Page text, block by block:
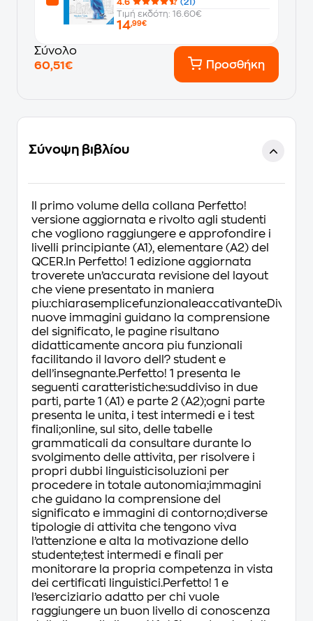
4.6
(21)
Τιμή εκδότη: 16.60€
14,99€
Σύνολο
60,51€
Προσθήκη
Σύνοψη βιβλίου
Il primo volume della collana Perfetto!
versione aggiornata e rivolto agli studenti
che vogliono raggiungere e approfondire i
livelli principiante (A1), elementare (A2) del
QCER.In Perfetto! 1 edizione aggiornata
troverete un’accurata revisione del layout
che viene presentato in maniera
piu:chiarasemplicefunzionaleaccativanteDiverse
nuove immagini guidano la comprensione
del significato, le pagine risultano
didatticamente ancora piu funzionali
facilitando il lavoro dell? student e
dell’insegnante.Perfetto! 1 presenta le
seguenti caratteristiche:suddiviso in due
parti, parte 1 (A1) e parte 2 (A2);ogni parte
presenta le unita, i test intermedi e i test
finali;online, sul sito, delle tabelle
grammaticali da consultare durante lo
svolgimento delle attivita, per risolvere i
propri dubbi linguisticisoluzioni per
procedere in totale autonomia;immagini
che guidano la comprensione del
significato e immagini di contorno;diverse
tipologie di attivita che tengono viva
l’attenzione e alta la motivazione dello
studente;test intermedi e finali per
monitorare la propria competenza in vista
dei certificati linguistici.Perfetto! 1 e
l’eserciziario adatto per chi vuole
raggiungere un buon livello di conoscenza